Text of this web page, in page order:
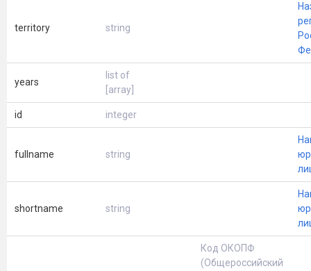
territory string
years
list of
[array]
id integer
fullname string
shortname string
Код ОКОПФ
(Общероссийский